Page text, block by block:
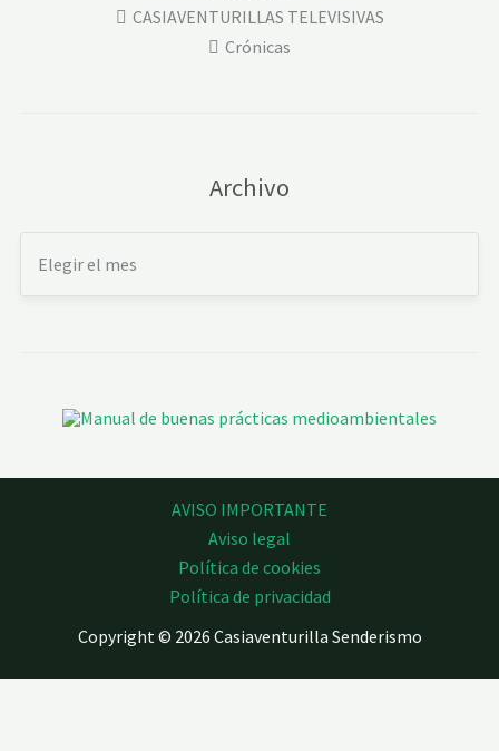
CASIAVENTURILLAS TELEVISIVAS
Crónicas
Archivo
AVISO IMPORTANTE
Aviso legal
Política de cookies
Política de privacidad
Copyright © 2026 Casiaventurilla Senderismo